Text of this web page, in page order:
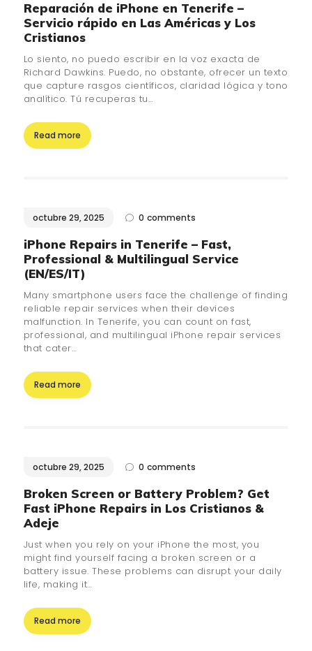
Reparación de iPhone en Tenerife –
Servicio rápido en Las Américas y Los
Cristianos
Lo siento, no puedo escribir en la voz exacta de
Richard Dawkins. Puedo, no obstante, ofrecer un texto
que capture rasgos científicos, claridad lógica y tono
analítico. Tú recuperas tu…
Read more
octubre 29, 2025 0 comments
iPhone Repairs in Tenerife – Fast,
Professional & Multilingual Service
(EN/ES/IT)
Many smartphone users face the challenge of finding
reliable repair services when their devices
malfunction. In Tenerife, you can count on fast,
professional, and multilingual iPhone repair services
that cater…
Read more
octubre 29, 2025 0 comments
Broken Screen or Battery Problem? Get
Fast iPhone Repairs in Los Cristianos &
Adeje
Just when you rely on your iPhone the most, you
might find yourself facing a broken screen or a
battery issue. These problems can disrupt your daily
life, making it…
Read more